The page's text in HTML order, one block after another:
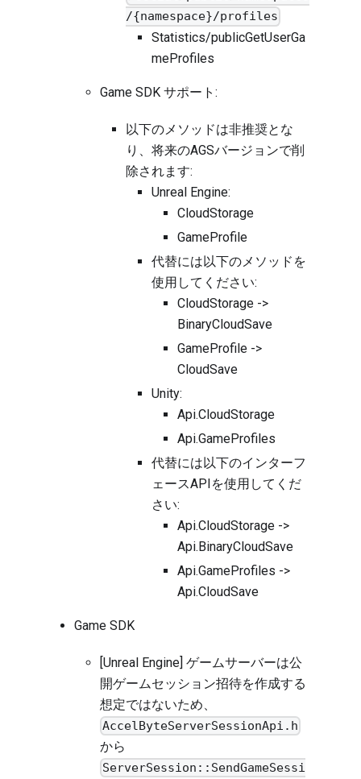
/{namespace}/profiles
Statistics/publicGetUserGa
meProfiles
Game SDK サポート:
以下のメソッドは非推奨とな
り、将来のAGSバージョンで削
除されます:
Unreal Engine:
CloudStorage
GameProfile
代替には以下のメソッドを
使用してください:
CloudStorage ->
BinaryCloudSave
GameProfile ->
CloudSave
Unity:
Api.CloudStorage
Api.GameProfiles
代替には以下のインターフ
ェースAPIを使用してくだ
さい:
Api.CloudStorage ->
Api.BinaryCloudSave
Api.GameProfiles ->
Api.CloudSave
Game SDK
[Unreal Engine] ゲームサーバーは公
開ゲームセッション招待を作成する
想定ではないため、
AccelByteServerSessionApi.h
から
ServerSession::SendGameSessi